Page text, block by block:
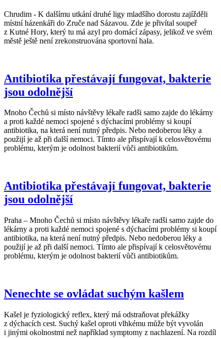
Chrudim - K dalšímu utkání druhé ligy mladšího dorostu zajížděli
místní házenkáři do Zruče nad Sázavou. Zde je přivítal soupeř
z Kutné Hory, který tu má azyl pro domácí zápasy, jelikož ve svém
městě ještě není zrekonstruována sportovní hala.
Antibiotika přestávají fungovat, bakterie
jsou odolnější
Mnoho Čechů si místo návštěvy lékaře radši samo zajde do lékárny
a proti každé nemoci spojené s dýchacími problémy si koupí
antibiotika, na která není nutný předpis. Nebo nedoberou léky a
použijí je až při další nemoci. Tímto ale přispívají k celosvětovému
problému, kterým je odolnost bakterií vůči antibiotikům.
Antibiotika přestávají fungovat, bakterie
jsou odolnější
Praha – Mnoho Čechů si místo návštěvy lékaře radši samo zajde do
lékárny a proti každé nemoci spojené s dýchacími problémy si koupí
antibiotika, na která není nutný předpis. Nebo nedoberou léky a
použijí je až při další nemoci. Tímto ale přispívají k celosvětovému
problému, kterým je odolnost bakterií vůči antibiotikům.
Nenechte se ovládat suchým kašlem
Kašel je fyziologický reflex, který má odstraňovat překážky
z dýchacích cest. Suchý kašel oproti vlhkému může být vyvolán
i jinými okolnostmi než například symptomy z nachlazení. Na rozdíl